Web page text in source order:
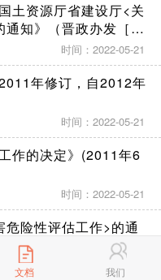
土资源厅省建设厅<关
知》（晋政办发［２
时间：2022-05-21
年修订，自2012年
时间：2022-05-21
作的决定》(2011年6
时间：2022-05-21
危险性评估工作>的通
时间：2022-05-21
文档 我们